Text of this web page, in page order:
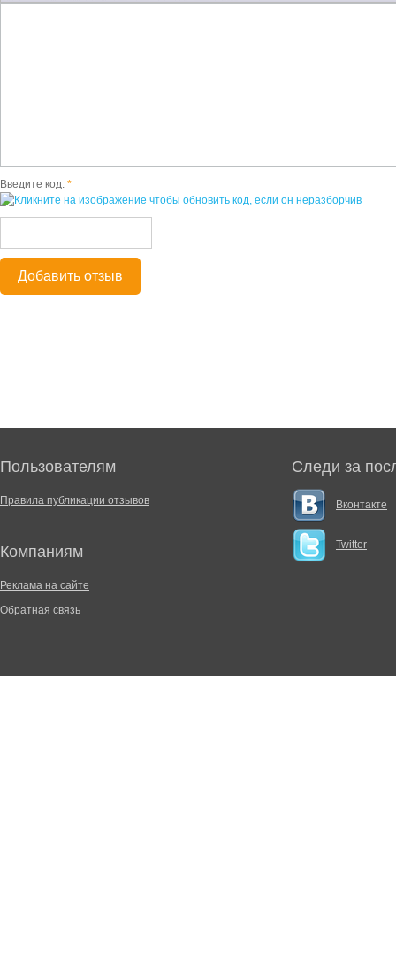
Введите код: *
Добавить отзыв
Пользователям
Правила публикации отзывов
Компаниям
Реклама на сайте
Обратная связь
Следи за
Вконтакте
Twitter